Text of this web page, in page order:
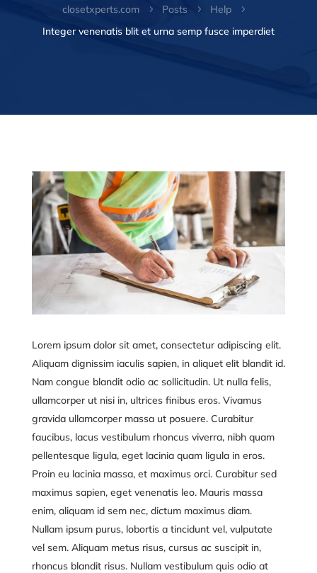
closetxperts.com 5 Posts 5 Help 5
Integer venenatis blit et urna semp fusce imperdiet
Lorem ipsum dolor sit amet, consectetur adipiscing elit.
Aliquam dignissim iaculis sapien, in aliquet elit blandit id.
Nam congue blandit odio ac sollicitudin. Ut nulla felis,
ullamcorper ut nisi in, ultrices finibus eros. Vivamus
gravida ullamcorper massa ut posuere. Curabitur
faucibus, lacus vestibulum rhoncus viverra, nibh quam
pellentesque ligula, eget lacinia quam ligula in eros.
Proin eu lacinia massa, et maximus orci. Curabitur sed
maximus sapien, eget venenatis leo. Mauris massa
enim, aliquam id sem nec, dictum maximus diam.
Nullam ipsum purus, lobortis a tincidunt vel, vulputate
vel sem. Aliquam metus risus, cursus ac suscipit in,
rhoncus blandit risus. Nullam vestibulum quis odio at